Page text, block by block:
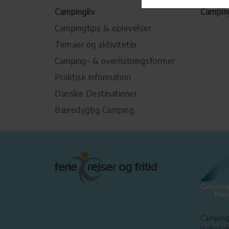
Campingliv
Campingtips & oplevelser
Temaer og aktiviteter
Camping- & overnatningsformer
Praktisk information
Danske Destinationer
Bæredygtig Camping